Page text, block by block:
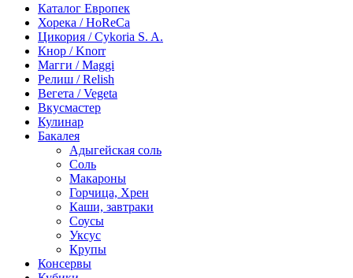
Каталог Европек
Хорека / HoReCa
Цикория / Cykoria S. A.
Кнор / Knorr
Магги / Maggi
Релиш / Relish
Вегета / Vegeta
Вкусмастер
Кулинар
Бакалея
Адыгейская соль
Соль
Макароны
Горчица, Хрен
Каши, завтраки
Соусы
Уксус
Крупы
Консервы